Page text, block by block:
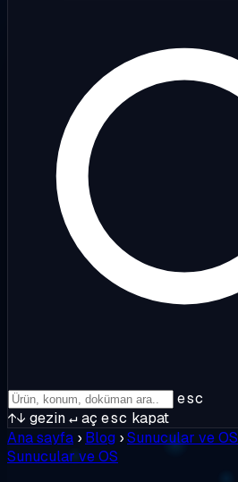
esc
↑↓ gezin↵aç esc kapat
Ana sayfa › Blog ›Sunucular ve OS
Sunucular ve OS